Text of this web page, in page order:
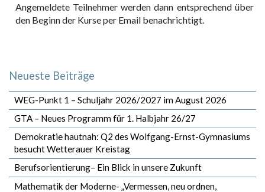
Angemeldete Teilnehmer werden dann entsprechend über
den Beginn der Kurse per Email benachrichtigt.
Neueste Beiträge
WEG-Punkt 1 – Schuljahr 2026/2027 im August 2026
GTA – Neues Programm für 1. Halbjahr 26/27
Demokratie hautnah: Q2 des Wolfgang-Ernst-Gymnasiums
besucht Wetterauer Kreistag
Berufsorientierung– Ein Blick in unsere Zukunft
Mathematik der Moderne- „Vermessen, neu ordnen,